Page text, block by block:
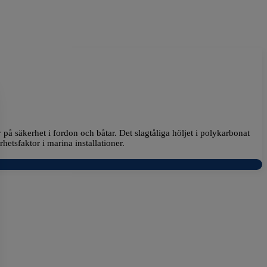
säkerhet i fordon och båtar. Det slagtåliga höljet i polykarbonat
i marina installationer.